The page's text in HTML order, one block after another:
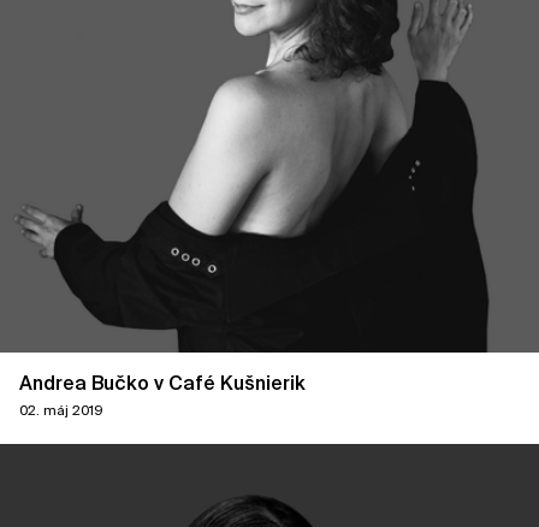
Andrea Bučko v Café Kušnierik
02. máj 2019